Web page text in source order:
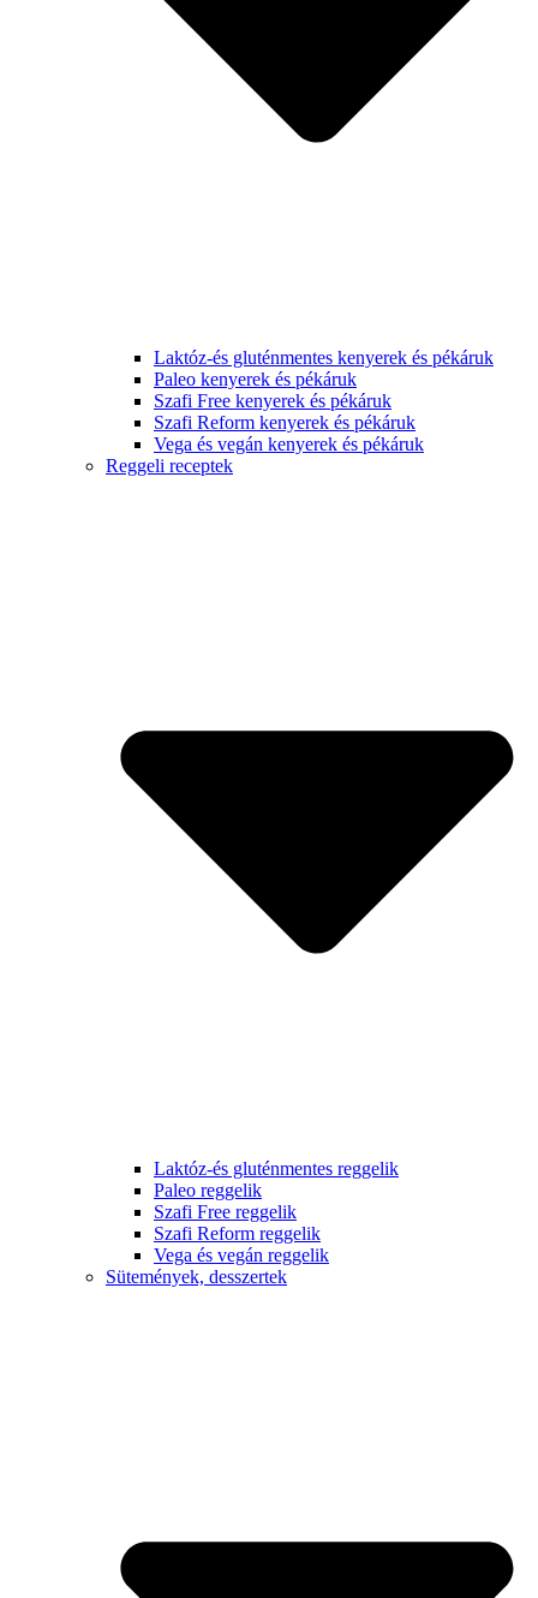
Laktóz-és gluténmentes kenyerek és pékáruk
Paleo kenyerek és pékáruk
Szafi Free kenyerek és pékáruk
Szafi Reform kenyerek és pékáruk
Vega és vegán kenyerek és pékáruk
Reggeli receptek
Laktóz-és gluténmentes reggelik
Paleo reggelik
Szafi Free reggelik
Szafi Reform reggelik
Vega és vegán reggelik
Sütemények, desszertek